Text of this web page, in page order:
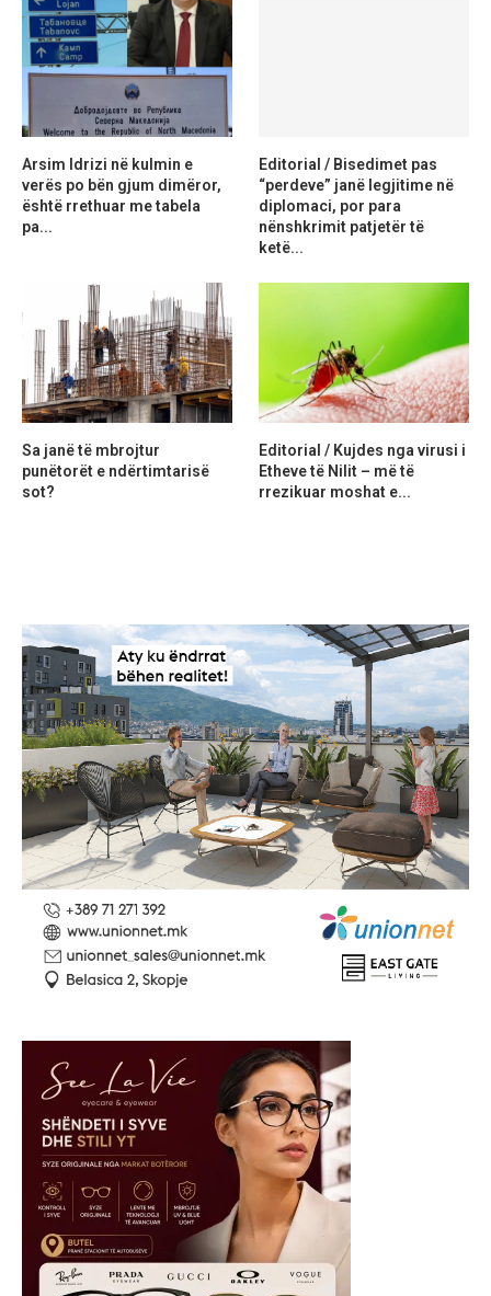
Arsim Idrizi në kulmin e
verës po bën gjum dimëror,
është rrethuar me tabela
pa...
Editorial / Bisedimet pas
“perdeve” janë legjitime në
diplomaci, por para
nënshkrimit patjetër të
ketë...
Sa janë të mbrojtur
punëtorët e ndërtimtarisë
sot?
Editorial / Kujdes nga virusi i
Etheve të Nilit – më të
rrezikuar moshat e...